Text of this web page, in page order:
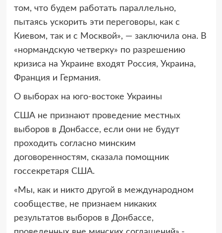
том, что будем работать параллельно,
пытаясь ускорить эти переговоры, как с
Киевом, так и с Москвой», — заключила она. В
«нормандскую четверку» по разрешению
кризиса на Украине входят Россия, Украина,
Франция и Германия.
О выборах на юго-востоке Украины
США не признают проведение местных
выборов в Донбассе, если они не будут
проходить согласно минским
договоренностям, сказала помощник
госсекретаря США.
«Мы, как и никто другой в международном
сообществе, не признаем никаких
результатов выборов в Донбассе,